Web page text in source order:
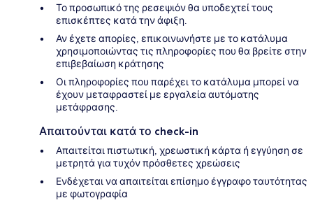
Το προσωπικό της ρεσεψιόν θα υποδεχτεί τους
επισκέπτες κατά την άφιξη.
Αν έχετε απορίες, επικοινωνήστε με το κατάλυμα
χρησιμοποιώντας τις πληροφορίες που θα βρείτε στην
επιβεβαίωση κράτησης
Οι πληροφορίες που παρέχει το κατάλυμα μπορεί να
έχουν μεταφραστεί με εργαλεία αυτόματης
μετάφρασης.
Απαιτούνται κατά το check-in
Απαιτείται πιστωτική, χρεωστική κάρτα ή εγγύηση σε
μετρητά για τυχόν πρόσθετες χρεώσεις
Ενδέχεται να απαιτείται επίσημο έγγραφο ταυτότητας
με φωτογραφία